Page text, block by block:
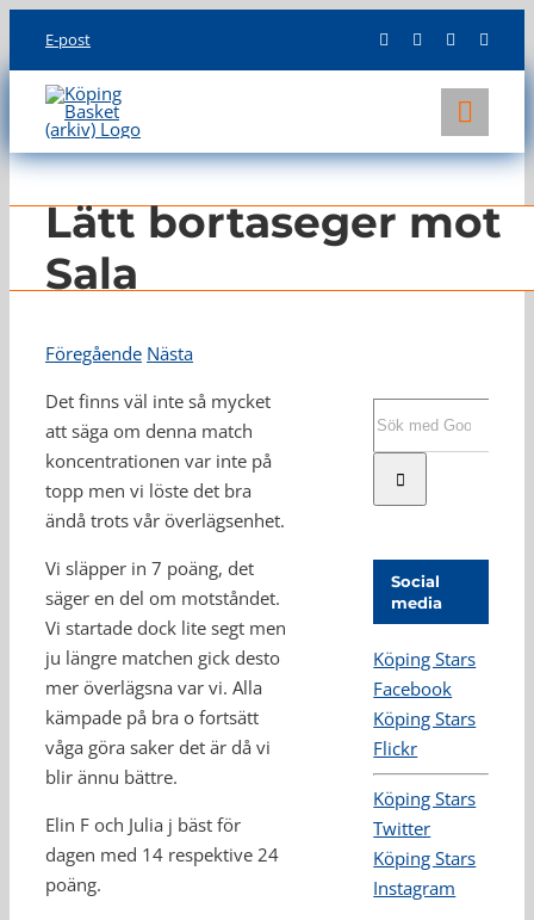
content
E-post
KLUBBEN
LAG
INFO
Lätt bortaseger mot
Sala
Föregående Nästa
Det finns väl inte så mycket
att säga om denna match
koncentrationen var inte på
topp men vi löste det bra
ändå trots vår överlägsenhet.
Vi släpper in 7 poäng, det
säger en del om motståndet.
Vi startade dock lite segt men
ju längre matchen gick desto
mer överlägsna var vi. Alla
kämpade på bra o fortsätt
våga göra saker det är då vi
blir ännu bättre.
Elin F och Julia j bäst för
dagen med 14 respektive 24
poäng.
Social
media
Köping Stars
Facebook
Köping Stars
Flickr
Köping Stars
Twitter
Köping Stars
Instagram